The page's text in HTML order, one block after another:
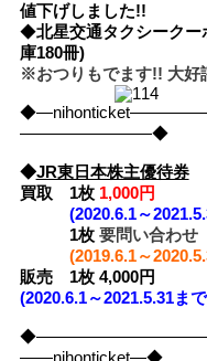
値下げしました!!
◆北星交通タクシーク
庫180冊)
※おつりもでます!! 大好
――――――――◆
◆JR東日本株主優待券
買取
1枚1,000円
(2020.6.1～
1枚要問い合わせ
(2019.6.1～
販売 1枚 4,000円
(2020.6.1～2021.5.31ま
――nihonticket―◆